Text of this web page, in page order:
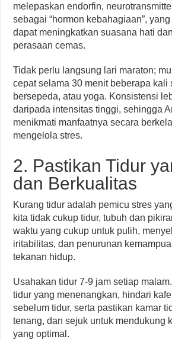
melepaskan endorfin,
sebagai “hormon kebahagiaan”,
dapat meningkatkan suasana hati
perasaan cemas.
Tidak perlu langsung lari maraton;
cepat selama 30 menit beberapa kali
bersepeda, atau yoga. Konsistensi
daripada intensitas tinggi, sehingga
menikmati manfaatnya secara
mengelola stres.
2. Pastikan Tidur
dan Berkualitas
Kurang tidur adalah pemicu stres
kita tidak cukup tidur, tubuh dan
waktu yang cukup untuk pulih,
iritabilitas, dan penurunan
tekanan hidup.
Usahakan tidur 7-9 jam setiap
tidur yang menenangkan, hindari
sebelum tidur, serta pastikan kamar
tenang, dan sejuk untuk mendukung
yang optimal.